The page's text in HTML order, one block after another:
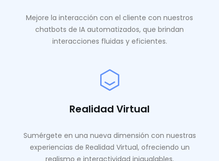
Mejore la interacción con el cliente con nuestros
chatbots de IA automatizados, que brindan
interacciones fluidas y eficientes.
Realidad Virtual
Sumérgete en una nueva dimensión con nuestras
experiencias de Realidad Virtual, ofreciendo un